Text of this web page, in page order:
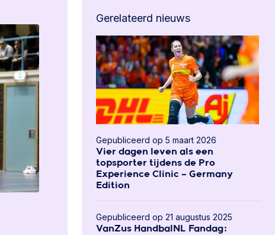
Gerelateerd nieuws
Gepubliceerd op 5 maart 2026
Vier dagen leven als een
topsporter tijdens de Pro
Experience Clinic – Germany
Edition
Gepubliceerd op 21 augustus 2025
VanZus HandbalNL Fandag: